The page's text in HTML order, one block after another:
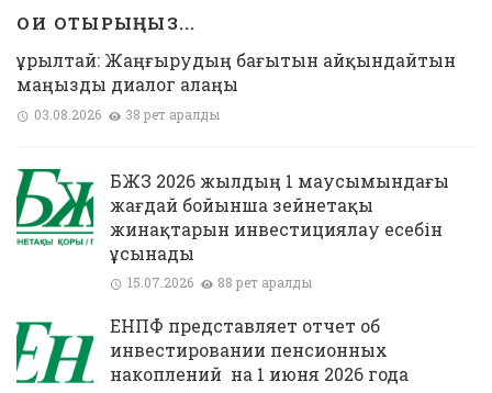
ОҚИ ОТЫРЫҢЫЗ...
Құрылтай: Жаңғырудың бағытын айқындайтын
маңызды диалог алаңы
03.08.2026 38 рет қаралды
БЖЗҚ 2026 жылдың 1 маусымындағы
жағдай бойынша зейнетақы
жинақтарын инвестициялау есебін
ұсынады
15.07.2026 88 рет қаралды
ЕНПФ представляет отчет об
инвестировании пенсионных
накоплений на 1 июня 2026 года